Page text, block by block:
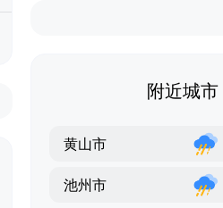
附近城市
黄山市
池州市